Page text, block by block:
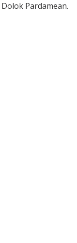
Pardamean.